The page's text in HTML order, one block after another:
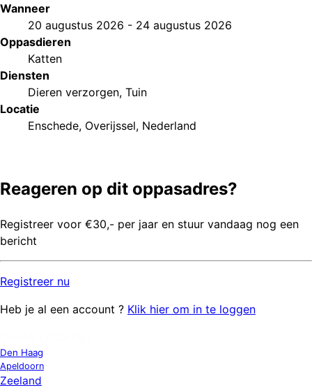
Wanneer
20 augustus 2026 - 24 augustus 2026
Oppasdieren
Katten
Diensten
Dieren verzorgen, Tuin
Locatie
Enschede, Overijssel, Nederland
Reageren op dit oppasadres?
Registreer voor €30,- per jaar en stuur vandaag nog een
bericht
Registreer nu
Heb je al een account ? Klik hier om in te loggen
Den Haag
Apeldoorn
Zeeland